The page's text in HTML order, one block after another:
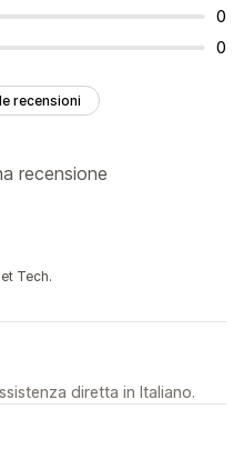
0
0
recensioni
recensione
Tech.
diretta in Italiano.